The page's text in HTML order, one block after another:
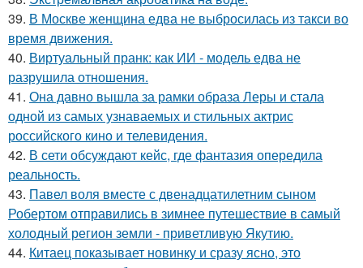
39. В Москве женщина едва не выбросилась из такси во
время движения.
40. Виртуальный пранк: как ИИ - модель едва не
разрушила отношения.
41. Она давно вышла за рамки образа Леры и стала
одной из самых узнаваемых и стильных актрис
российского кино и телевидения.
42. В сети обсуждают кейс, где фантазия опередила
реальность.
43. Павел воля вместе с двенадцатилетним сыном
Робертом отправились в зимнее путешествие в самый
холодный регион земли - приветливую Якутию.
44. Китаец показывает новинку и сразу ясно, это